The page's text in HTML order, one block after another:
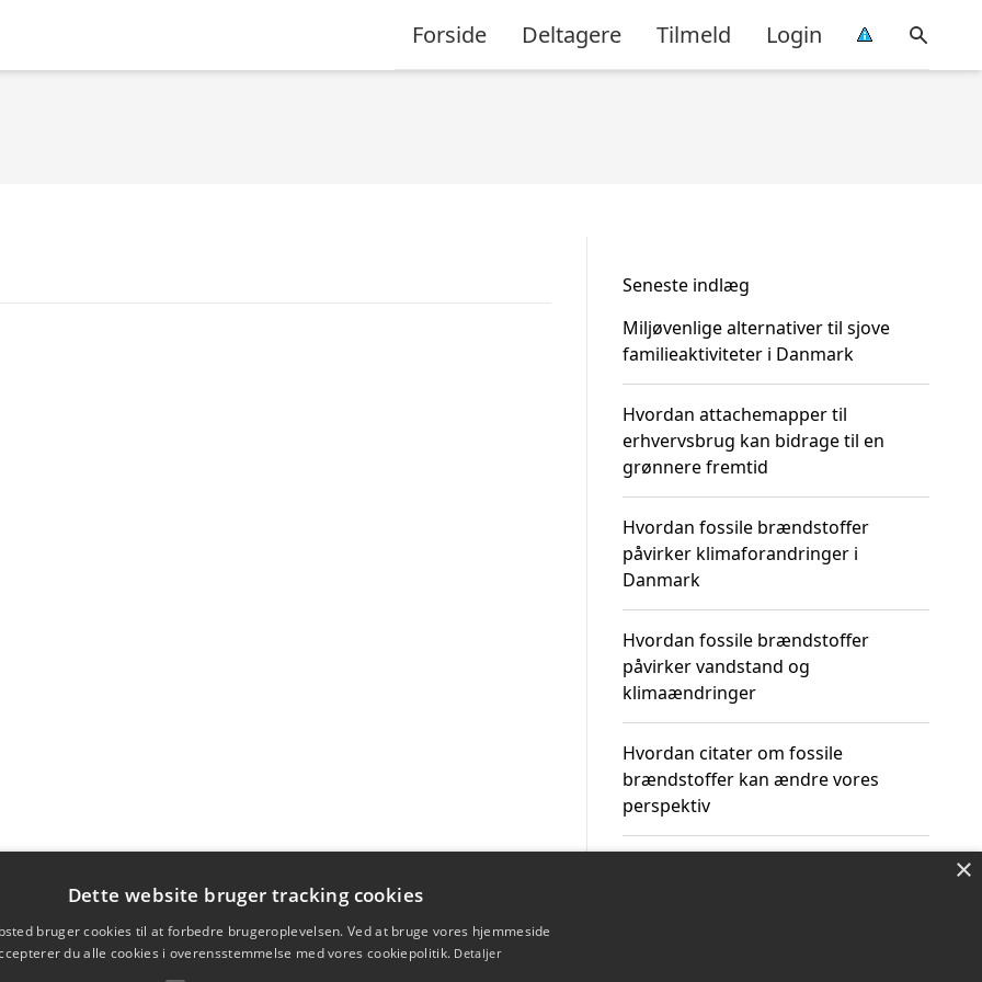
Forside Deltagere Tilmeld Login
Seneste indlæg
Miljøvenlige alternativer til sjove
familieaktiviteter i Danmark
Hvordan attachemapper til
erhvervsbrug kan bidrage til en
grønnere fremtid
Hvordan fossile brændstoffer
påvirker klimaforandringer i
Danmark
Hvordan fossile brændstoffer
påvirker vandstand og
klimaændringer
Hvordan citater om fossile
brændstoffer kan ændre vores
perspektiv
×
Dette website bruger tracking cookies
bruger cookies til at forbedre brugeroplevelsen. Ved at bruge vores hjemmeside
du alle cookies i overensstemmelse med vores cookiepolitik. Detaljer